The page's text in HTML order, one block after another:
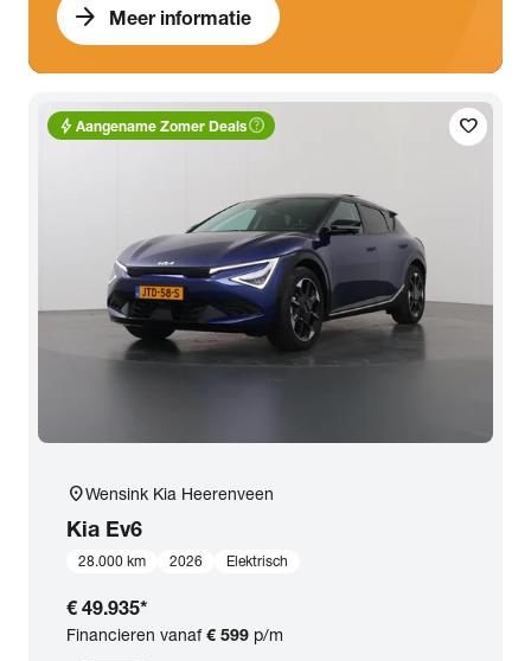
arrow_forward Meer informatie
favorite
bolt Aangename Zomer Dealshelp_outline
location_onWensink Kia Heerenveen
Kia Ev6
28.000 km 2026 Elektrisch
€ 49.935*
Financieren vanaf€ 599 p/m